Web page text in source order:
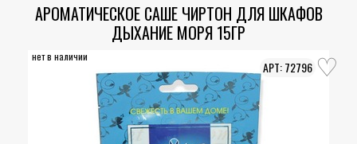
АРОМАТИЧЕСКОЕ САШЕ ЧИРТОН ДЛЯ ШКАФОВ
ДЫХАНИЕ МОРЯ 15ГР
нет в наличии
72796